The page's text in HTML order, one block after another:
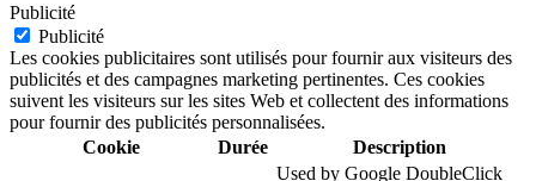
Publicité
Publicité
Les cookies publicitaires sont utilisés pour fournir aux visiteurs des
publicités et des campagnes marketing pertinentes. Ces cookies
suivent les visiteurs sur les sites Web et collectent des informations
pour fournir des publicités personnalisées.
Cookie
Durée Description
Used by Google DoubleClick